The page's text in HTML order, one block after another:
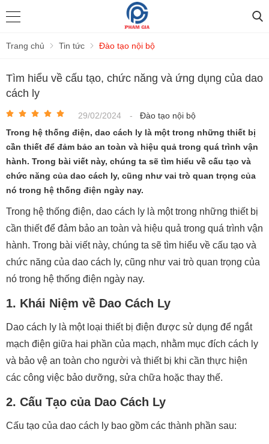
Trang chủ Tin tức Đào tạo nội bộ
Tìm hiểu về cấu tạo, chức năng và ứng dụng của dao
cách ly
29/02/2024 -
Đào tạo nội bộ
Trong hệ thống điện, dao cách ly là một trong những thiết bị
cần thiết để đảm bảo an toàn và hiệu quả trong quá trình vận
hành. Trong bài viết này, chúng ta sẽ tìm hiểu về cấu tạo và
chức năng của dao cách ly, cũng như vai trò quan trọng của
nó trong hệ thống điện ngày nay.
Trong hệ thống điện, dao cách ly là một trong những thiết bị
cần thiết để đảm bảo an toàn và hiệu quả trong quá trình vận
hành. Trong bài viết này, chúng ta sẽ tìm hiểu về cấu tạo và
chức năng của dao cách ly, cũng như vai trò quan trọng của
nó trong hệ thống điện ngày nay.
1. Khái Niệm về Dao Cách Ly
Dao cách ly là một loại thiết bị điện được sử dụng để ngắt
mạch điện giữa hai phần của mạch, nhằm mục đích cách ly
và bảo vệ an toàn cho người và thiết bị khi cần thực hiện
các công việc bảo dưỡng, sửa chữa hoặc thay thế.
2. Cấu Tạo của Dao Cách Ly
Cấu tạo của dao cách ly bao gồm các thành phần sau: